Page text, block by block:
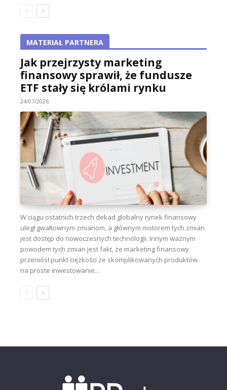
MATERIAŁ PARTNERA
Jak przejrzysty marketing
finansowy sprawił, że fundusze
ETF stały się królami rynku
24/07/2026
W ciągu ostatnich trzech dekad globalny rynek finansowy
uległ gwałtownym zmianom, a głównym motorem tych zmian
jest dostęp do nowoczesnych technologii. Innym ważnym
powodem tych zmian jest fakt, że marketing finansowy
przeniósł punkt ciężkości ze skomplikowanych produktów
na proste inwestowanie...